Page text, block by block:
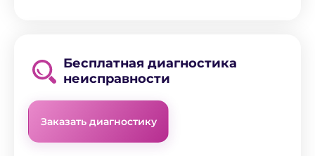
Бесплатная диагностика
неисправности
Заказать диагностику